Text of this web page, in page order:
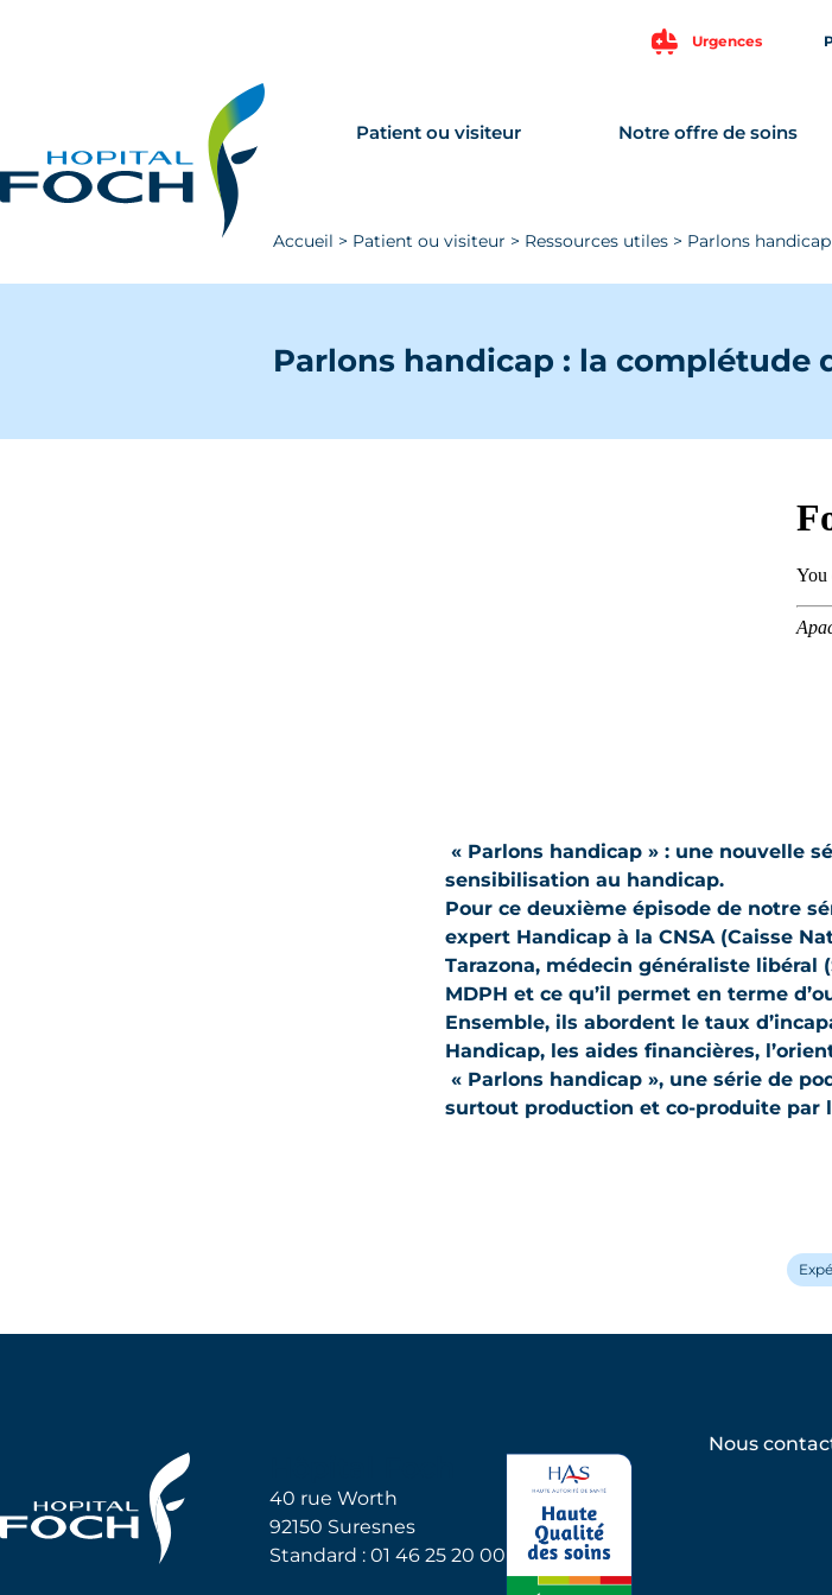
Urgences
Patient ou visiteur Notre offre de soins
Accueil > Patient ou visiteur > Ressources utiles > Parlons
Parlons handicap : la complétude
« Parlons handicap » : une nouvelle
sensibilisation au handicap.
Pour ce deuxième épisode de notre
expert Handicap à la CNSA (Caisse
Tarazona, médecin généraliste libéral
MDPH et ce qu’il permet en terme
Ensemble, ils abordent le taux
Handicap, les aides financières,
« Parlons handicap », une série de
surtout production et co-produite par
40 rue Worth
92150 Suresnes
Standard : 01 46 25 20 00
Nous